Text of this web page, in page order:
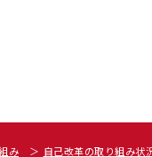
み 自己改革の取り組み状